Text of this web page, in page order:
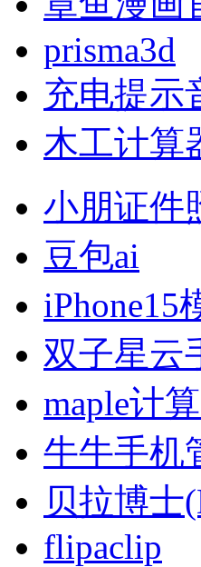
prisma3d
充电提示
木工计算
小朋证件
豆包ai
iPhone15
双子星云
maple计
牛牛手机
贝拉博士
flipaclip